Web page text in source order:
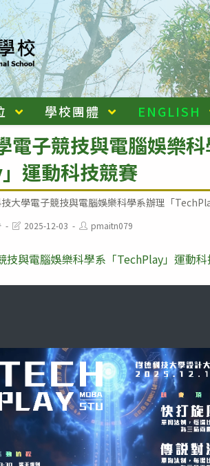
學校團體 ENGLISH
電子競技與電腦娛樂
運動科技競賽
大學電子競技與電腦娛樂科學系辦理「
Post2025-12-03
Post
author:
pmaitn079
技與電腦娛樂科學系「TechPlay」運動